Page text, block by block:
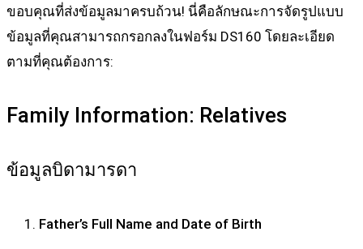
ขอบคุณที่ส่งข้อมูลมาครบถ้วน! นี่คือลักษณะการจัดรูปแบบ
ข้อมูลที่คุณสามารถกรอกลงในฟอร์ม DS160 โดยละเอียด
ตามที่คุณต้องการ:
Family Information: Relatives
ข้อมูลบิดามารดา
Father’s Full Name and Date of Birth